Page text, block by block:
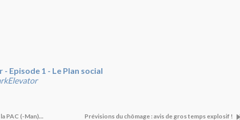
Episode 1 - Le Plan social
PAC (-Man)... Prévisions du chômage : avis de gros temps explosif !